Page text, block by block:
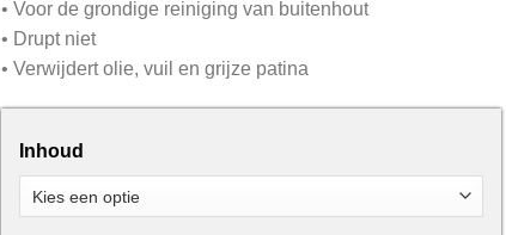
• Voor de grondige reiniging van buitenhout
• Drupt niet
• Verwijdert olie, vuil en grijze patina
Inhoud